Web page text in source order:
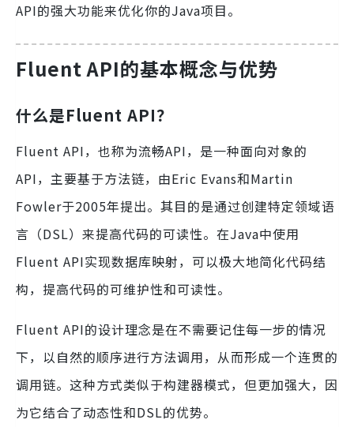
API的强大功能来优化你的Java项目。
Fluent API的基本概念与优势
什么是Fluent API？
Fluent API，也称为流畅API，是一种面向对象的
API，主要基于方法链，由Eric Evans和Martin
Fowler于2005年提出。其目的是通过创建特定领域语
言（DSL）来提高代码的可读性。在Java中使用
Fluent API实现数据库映射，可以极大地简化代码结
构，提高代码的可维护性和可读性。
Fluent API的设计理念是在不需要记住每一步的情况
下，以自然的顺序进行方法调用，从而形成一个连贯的
调用链。这种方式类似于构建器模式，但更加强大，因
为它结合了动态性和DSL的优势。